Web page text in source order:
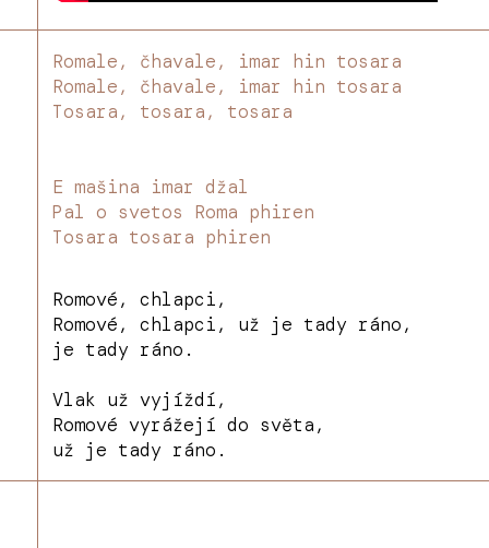
Romale, čhavale, imar hin tosara
Romale, čhavale, imar hin tosara
Tosara, tosara, tosara
E mašina imar džal
Pal o svetos Roma phiren
Tosara tosara phiren
Romové, chlapci,
Romové, chlapci, už je tady ráno,
je tady ráno.
Vlak už vyjíždí,
Romové vyrážejí do světa,
už je tady ráno.